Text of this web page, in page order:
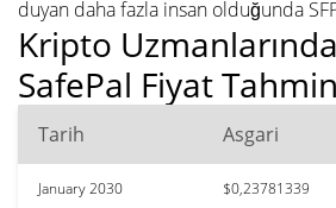
duyan daha fazla insan olduğunda
Kripto
SafePal Fiyat
Tarih Asgari
January 2030 $0,23781339